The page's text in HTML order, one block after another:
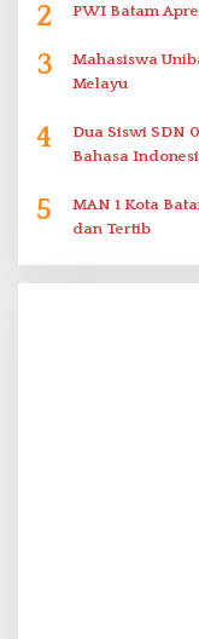
2 PWI Batam
3
Mahasiswa
Melayu
4
Dua Siswi SDN
Bahasa
5
MAN 1 Kota
dan Tertib